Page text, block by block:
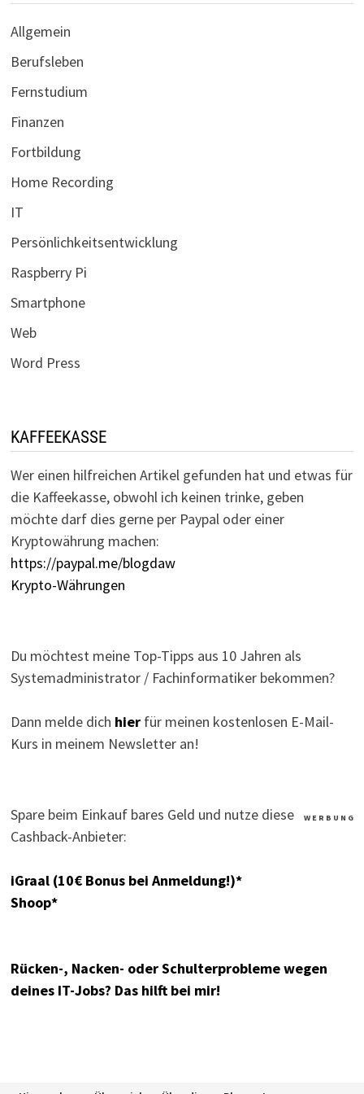
Allgemein
Berufsleben
Fernstudium
Finanzen
Fortbildung
Home Recording
IT
Persönlichkeitsentwicklung
Raspberry Pi
Smartphone
Web
Word Press
KAFFEEKASSE
Wer einen hilfreichen Artikel gefunden hat und etwas für
die Kaffeekasse, obwohl ich keinen trinke, geben
möchte darf dies gerne per Paypal oder einer
Kryptowährung machen:
https://paypal.me/blogdaw
Krypto-Währungen
Du möchtest meine Top-Tipps aus 10 Jahren als
Systemadministrator / Fachinformatiker bekommen?
Dann melde dich hierfür meinen kostenlosen E-Mail-
Kurs in meinem Newsletter an!
W E R B U N G
Spare beim Einkauf bares Geld und nutze diese
Cashback-Anbieter:
iGraal (10€ Bonus bei Anmeldung!)*
Shoop*
Rücken-, Nacken- oder Schulterprobleme wegen
deines IT-Jobs? Das hilft bei mir!